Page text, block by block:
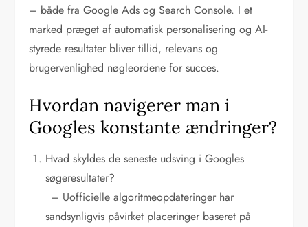
– både fra Google Ads og Search Console. I et
marked præget af automatisk personalisering og AI-
styrede resultater bliver tillid, relevans og
brugervenlighed nøgleordene for succes.
Hvordan navigerer man i
Googles konstante ændringer?
Hvad skyldes de seneste udsving i Googles
søgeresultater?
– Uofficielle algoritmeopdateringer har
sandsynligvis påvirket placeringer baseret på